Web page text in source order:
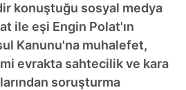
konuştuğu sosyal medya
ile eşi Engin Polat'ın
Kanunu'na muhalefet,
evrakta sahtecilik ve kara
soruşturma